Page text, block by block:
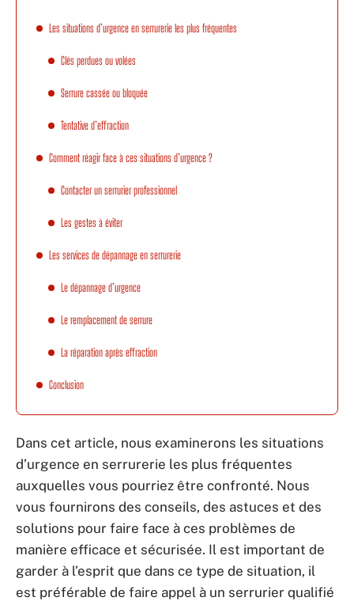
Les situations d’urgence en serrurerie les plus fréquentes
Clés perdues ou volées
Serrure cassée ou bloquée
Tentative d’effraction
Comment réagir face à ces situations d’urgence ?
Contacter un serrurier professionnel
Les gestes à éviter
Les services de dépannage en serrurerie
Le dépannage d’urgence
Le remplacement de serrure
La réparation après effraction
Conclusion
Dans cet article, nous examinerons les situations
d’urgence en serrurerie les plus fréquentes
auxquelles vous pourriez être confronté. Nous
vous fournirons des conseils, des astuces et des
solutions pour faire face à ces problèmes de
manière efficace et sécurisée. Il est important de
garder à l’esprit que dans ce type de situation, il
est préférable de faire appel à un serrurier qualifié